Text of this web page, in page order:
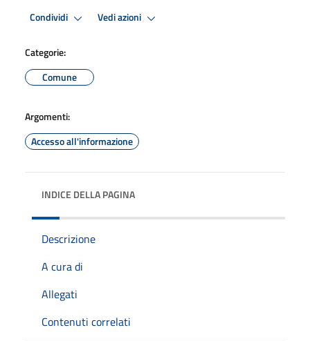
Condividi Vedi azioni
Categorie:
Comune
Argomenti:
Accesso all'informazione
INDICE DELLA PAGINA
Descrizione
A cura di
Allegati
Contenuti correlati